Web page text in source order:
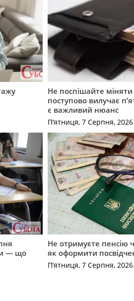
Не поспішайте
поступово вилучає
є важливий нюанс
П’ятниця, 7 Серпня, 2026
— що
Не отримуєте пенсію
як оформити
П’ятниця, 7 Серпня, 2026